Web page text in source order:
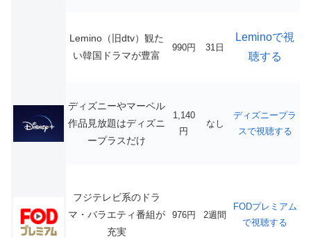
Lemino（旧dtv）観た
い韓国ドラマが豊富
990円 31日
Leminoで視
聴する
ディズニーやマーベル
作品見放題はディズニ
ープラスだけ
1,140
円
なし
ディズニープラ
スで視聴する
フジテレビ系のドラ
マ・バラエティ番組が
充実
976円 2週間
FODプレミアム
で視聴する